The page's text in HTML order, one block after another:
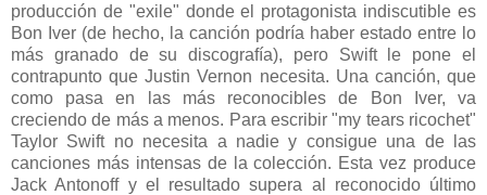
producción de "exile" donde el protagonista indiscutible es
Bon Iver (de hecho, la canción podría haber estado entre lo
más granado de su discografía), pero Swift le pone el
contrapunto que Justin Vernon necesita. Una canción, que
como pasa en las más reconocibles de Bon Iver, va
creciendo de más a menos. Para escribir "my tears ricochet"
Taylor Swift no necesita a nadie y consigue una de las
canciones más intensas de la colección. Esta vez produce
Jack Antonoff y el resultado supera al reconocido último